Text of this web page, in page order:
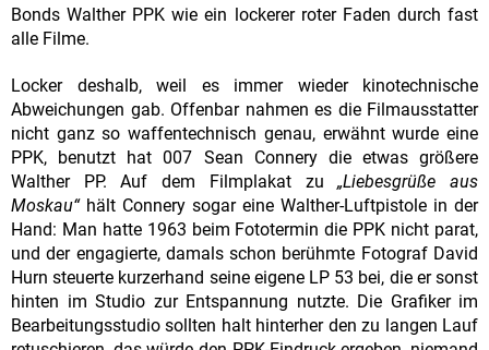
Bonds Walther PPK wie ein lockerer roter Faden durch fast
alle Filme.
Locker deshalb, weil es immer wieder kinotechnische
Abweichungen gab. Offenbar nahmen es die Filmausstatter
nicht ganz so waffentechnisch genau, erwähnt wurde eine
PPK, benutzt hat 007 Sean Connery die etwas größere
Walther PP. Auf dem Filmplakat zu„Liebesgrüße aus
Moskau“ hält Connery sogar eine Walther-Luftpistole in der
Hand: Man hatte 1963 beim Fototermin die PPK nicht parat,
und der engagierte, damals schon berühmte Fotograf David
Hurn steuerte kurzerhand seine eigene LP 53 bei, die er sonst
hinten im Studio zur Entspannung nutzte. Die Grafiker im
Bearbeitungsstudio sollten halt hinterher den zu langen Lauf